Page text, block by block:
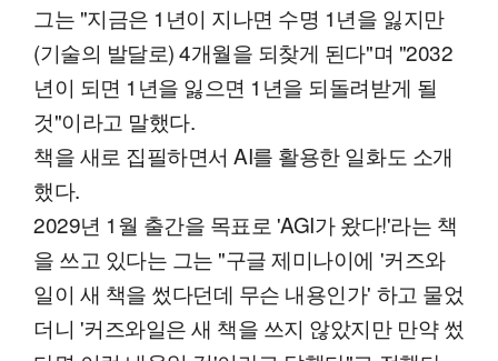
그는 "지금은 1년이 지나면 수명 1년을 잃지만
(기술의 발달로) 4개월을 되찾게 된다"며 "2032
년이 되면 1년을 잃으면 1년을 되돌려받게 될
것"이라고 말했다.
책을 새로 집필하면서 AI를 활용한 일화도 소개
했다.
2029년 1월 출간을 목표로 'AGI가 왔다!'라는 책
을 쓰고 있다는 그는 "구글 제미나이에 '커즈와
일이 새 책을 썼다던데 무슨 내용인가' 하고 물었
더니 '커즈와일은 새 책을 쓰지 않았지만 만약 썼